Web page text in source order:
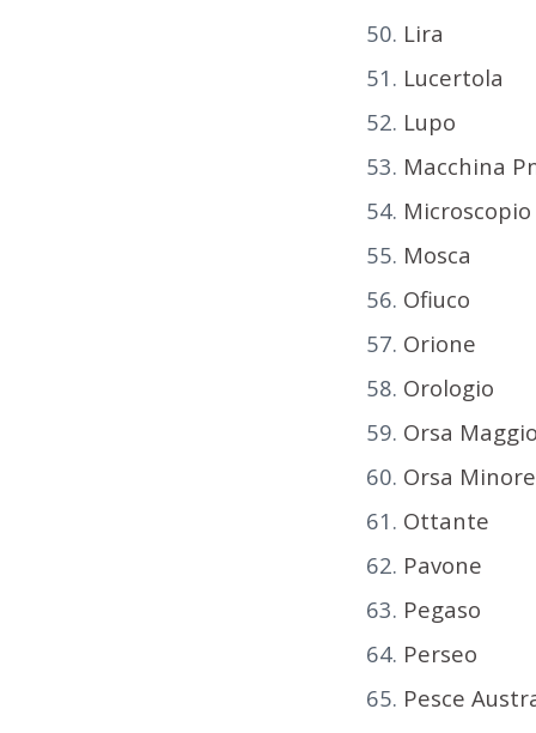
Lira
Lucertola
Lupo
Macchina
Microscopio
Mosca
Ofiuco
Orione
Orologio
Orsa
Orsa Minore
Ottante
Pavone
Pegaso
Perseo
Pesce